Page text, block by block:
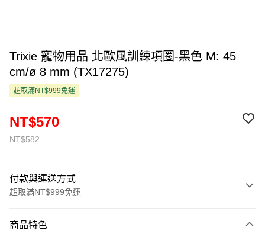
Trixie 寵物用品 北歐風訓練項圈-黑色 M: 45
cm/ø 8 mm (TX17275)
超取滿NT$999免運
NT$582
NT$570
付款與運送方式
超取滿NT$999免運
信用卡一次付款
商品特色